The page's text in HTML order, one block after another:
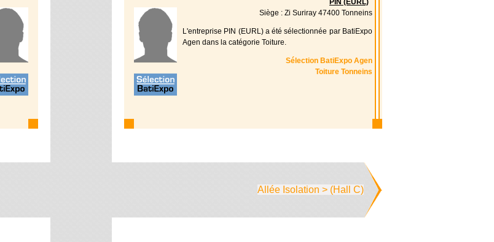
PIN (EURL)
Siège : Zi Suriray 47400 Tonneins
L'entreprise PIN (EURL) a été sélectionnée par BatiExpo
Agen dans la catégorie Toiture.
Sélection BatiExpo Agen
Toiture Tonneins
Allée Isolation > (Hall C)